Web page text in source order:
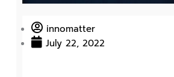
innomatter
July 22, 2022